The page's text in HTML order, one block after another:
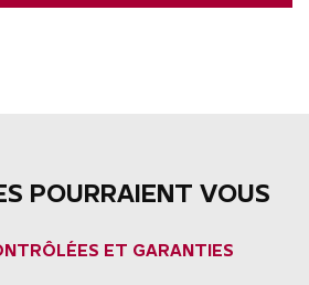
POURRAIENT VOUS
ET GARANTIES